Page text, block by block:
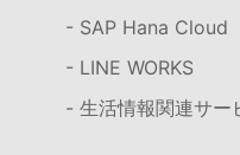
- SAP Hana Cloud
- LINE WORKS
- 生活情報関連サー